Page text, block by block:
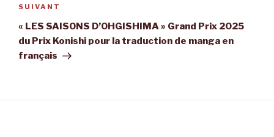
Article
suivant
SUIVANT
« LES SAISONS D’OHGISHIMA » Grand Prix 2025
du Prix Konishi pour la traduction de manga en
français